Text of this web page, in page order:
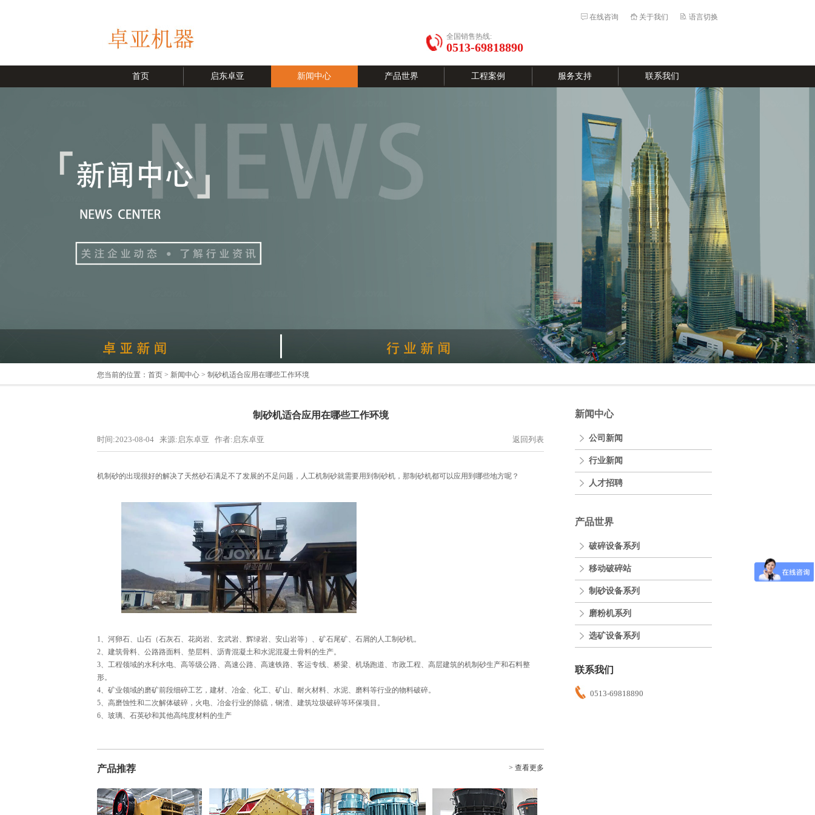
语言切换
关于我们
在线咨询
全国销售热线:
0513-69818890
首页 启东卓亚 新闻中心 产品世界 工程案例 服务支持 联系我们
您当前的位置： 首页 > 新闻中心 > 制砂机适合应用在哪些工作环境
制砂机适合应用在哪些工作环境
时间:2023-08-04 来源:启东卓亚 作者:启东卓亚 返回列表
机制砂的出现很好的解决了天然砂石满足不了发展的不足问题，人工机制砂就需要用到制砂机，那制砂机都可以应用到哪些地方呢？
1、河卵石、山石（石灰石、花岗岩、玄武岩、辉绿岩、安山岩等）、矿石尾矿、石屑的人工制砂机。
2、建筑骨料、公路路面料、垫层料、沥青混凝土和水泥混凝土骨料的生产。
3、工程领域的水利水电、高等级公路、高速公路、高速铁路、客运专线、桥梁、机场跑道、市政工程、高层建筑的机制砂生产和石料整
形。
4、矿业领域的磨矿前段细碎工艺，建材、冶金、化工、矿山、耐火材料、水泥、磨料等行业的物料破碎。
5、高磨蚀性和二次解体破碎，火电、冶金行业的除硫，钢渣、建筑垃圾破碎等环保项目。
6、玻璃、石英砂和其他高纯度材料的生产
产品推荐 > 查看更多
新闻中心
公司新闻
行业新闻
人才招聘
产品世界
破碎设备系列
移动破碎站
制砂设备系列
磨粉机系列
选矿设备系列
联系我们
0513-69818890